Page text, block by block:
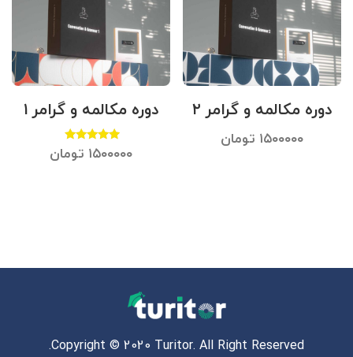
دوره مکالمه و گرامر ۲
۱۵۰۰۰۰۰ تومان
دوره مکالمه و گرامر ۱
امتیاز
۵.۰۰
۱۵۰۰۰۰۰ تومان
Copyright © 2020 Turitor. All Right Reserved.